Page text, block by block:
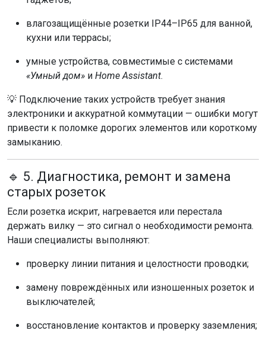
влагозащищённые розетки IP44–IP65 для ванной,
кухни или террасы;
умные устройства, совместимые с системами
«Умный дом» и Home Assistant.
💡 Подключение таких устройств требует знания
электроники и аккуратной коммутации — ошибки могут
привести к поломке дорогих элементов или короткому
замыканию.
🔹 5. Диагностика, ремонт и замена
старых розеток
Если розетка искрит, нагревается или перестала
держать вилку — это сигнал о необходимости ремонта.
Наши специалисты выполняют:
проверку линии питания и целостности проводки;
замену повреждённых или изношенных розеток и
выключателей;
восстановление контактов и проверку заземления;